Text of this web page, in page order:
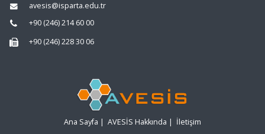
avesis@isparta.edu.tr
+90 (246) 214 60 00
+90 (246) 228 30 06
Ana Sayfa | AVESİS Hakkında | İletişim